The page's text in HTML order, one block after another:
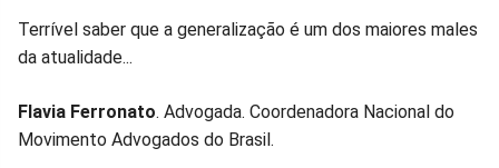
Terrível saber que a generalização é um dos maiores males
da atualidade...
Flavia Ferronato. Advogada. Coordenadora Nacional do
Movimento Advogados do Brasil.